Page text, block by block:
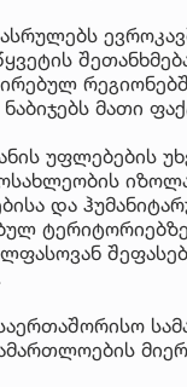
მათი
უფლებების
და